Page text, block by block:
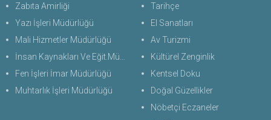
Zabıta Amirliği
Yazı İşleri Müdürlüğü
Mali Hizmetler Müdürlüğü
İnsan Kaynakları Ve Eğit.Müdürlüğü
Fen İşleri İmar Müdürlüğü
Muhtarlık İşleri Müdürlüğü
Tarihçe
El Sanatları
Av Turizmi
Kültürel Zenginlik
Kentsel Doku
Doğal Güzellikler
Nöbetçi Eczaneler